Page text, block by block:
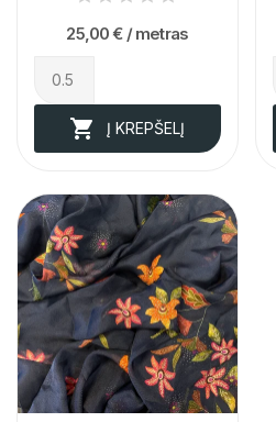
25,00 € / metras
 Į KREPŠELĮ